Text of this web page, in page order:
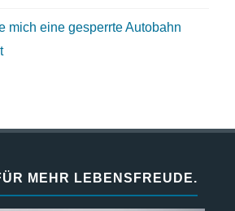
mich eine gesperrte Autobahn
MEHR LEBENSFREUDE.